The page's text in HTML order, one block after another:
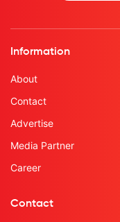
Information
About
Contact
Advertise
Media Partner
Career
Contact